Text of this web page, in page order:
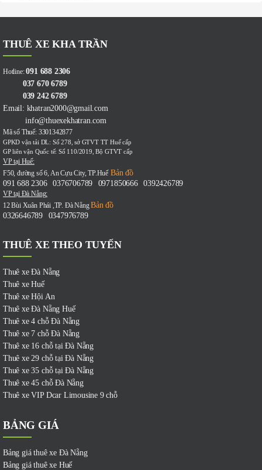
THUÊ XE KHA TRẦN
Hotline:091 688 2306
037 670 6789
039 242 6789
Email: khatran2000@gmail.com
info@thuexekhatran.com
Mã số Thuế: 3301342877
GPKD vận tải DL: Số 278, sở GTVT TT Huế cấp
GP liên vận Quốc tế: Số 110/2019, Bộ GTVT cấp
VP tại Huế:
F50, đường số 6, An Cựu City, TP.HuếBản đồ
091 688 2306
-0376706789 0971850666 -0392426789
VP tại Đà Nẵng:
12 Bùi Xuân Phái ,TP. Đà NẵngBản đồ
0326646789
0347976789
THUÊ XE THEO TUYẾN
Thuê xe Đà Nẵng
Thuê xe Huế
Thuê xe Hội An
Thuê xe Đà Nẵng Huế
Thuê xe 4 chỗ Đà Nẵng
Thuê xe 7 chỗ Đà Nẵng
Thuê xe 16 chỗ tại Đà Nẵng
Thuê xe 29 chỗ tại Đà Nẵng
Thuê xe 35 chỗ tại Đà Nẵng
Thuê xe 45 chỗ Đà Nẵng
Thuê xe VIP Dcar Limousine 9 chỗ
BẢNG GIÁ
Bảng giá thuê xe Đà Nẵng
Bảng giá thuê xe Huế